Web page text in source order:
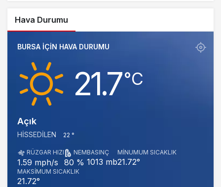
Hava Durumu
BURSA IÇIN HAVA DURUMU
21.7‎°C
Açık
HISSEDILEN 22 °
RÜZGAR HIZI
1.59 mph/s
NEM
80 %
BASINÇ
1013 mb
MINUMUM SICAKLIK
21.72°
MAKSIMUM SICAKLIK
21.72°